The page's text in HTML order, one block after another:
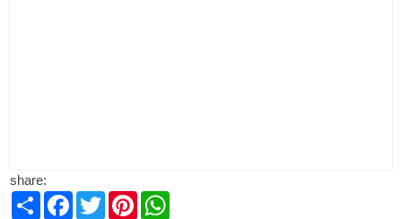
share:
Share Facebook
TwitterPinterest